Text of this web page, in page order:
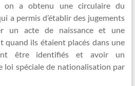
on a obtenu une circulaire du
a permis d’établir des jugements
un acte de naissance et une
quand ils étaient placés dans une
être identifiés et avoir un
loi spéciale de nationalisation par